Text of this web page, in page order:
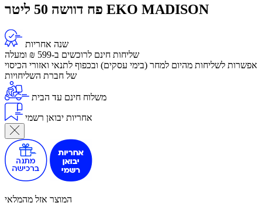
פח דוושה 50 ליטר EKO MADISON
שנה אחריות
שליחות חינם לרוכשים ב-599 ₪ ומעלה
​אפשרות לשליחות מהיום למחר (בימי עסקים) ובכפוף לתנאי ואזורי הכיסוי
של חברת השליחויות
משלוח חינם עד הבית
אחריות יבואן רשמי
המוצר אזל מהמלאי